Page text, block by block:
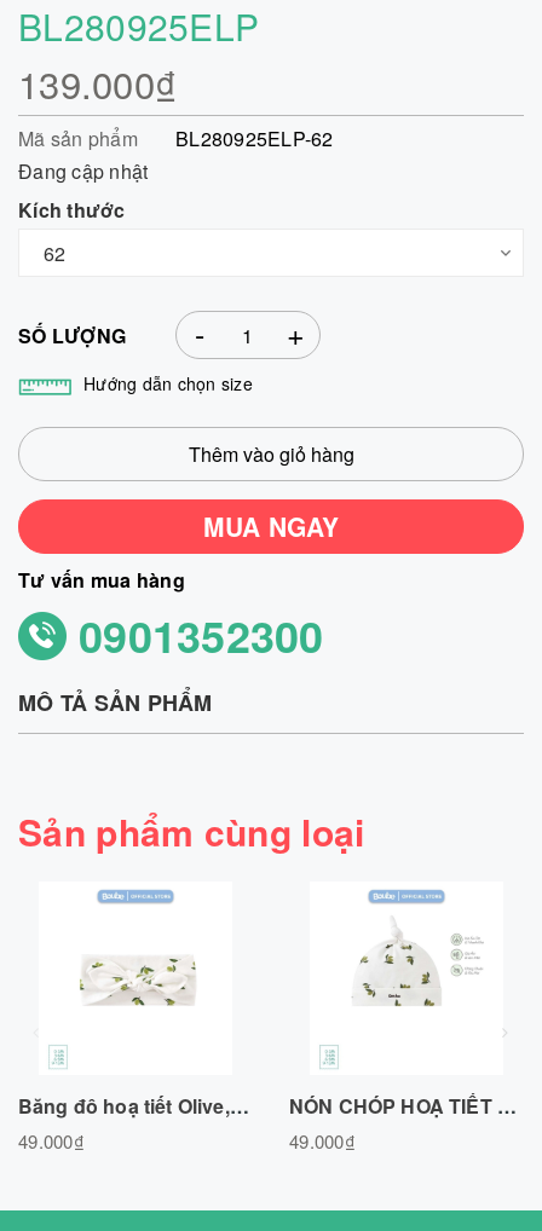
BL280925ELP
139.000₫
Mã sản phẩm
BL280925ELP-62
Đang cập nhật
Kích thước
SỐ LƯỢNG +
-
Hướng dẫn chọn size
Thêm vào giỏ hàng
MUA NGAY
Tư vấn mua hàng
0901352300
MÔ TẢ SẢN PHẨM
Sản phẩm cùng loại
Băng đô hoạ tiết Olive, chất liệu cotton tự nhiên Freesize
49.000₫
NÓN CHÓP HOẠ TIẾT OLIVE CHẤT LIỆU COTTON TỰ NHIÊN
49.000₫